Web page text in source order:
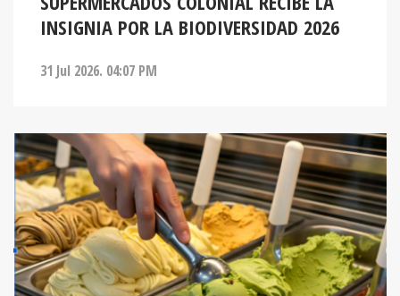
INSIGNIA POR LA BIODIVERSIDAD 2026
31 Jul 2026. 04:07 PM